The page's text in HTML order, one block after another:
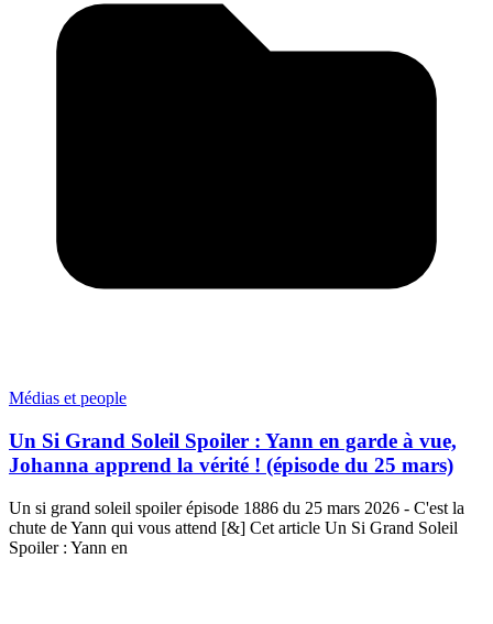
Médias et people
Un Si Grand Soleil Spoiler : Yann en garde à vue,
Johanna apprend la vérité ! (épisode du 25 mars)
Un si grand soleil spoiler épisode 1886 du 25 mars 2026 - C'est la
chute de Yann qui vous attend [&] Cet article Un Si Grand Soleil
Spoiler : Yann en